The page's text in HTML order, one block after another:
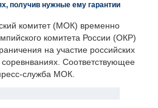
получив нужные ему гарантии
комитет (МОК) временно
комитета России (ОКР)
на участие российских
Соответствующее
служба МОК.